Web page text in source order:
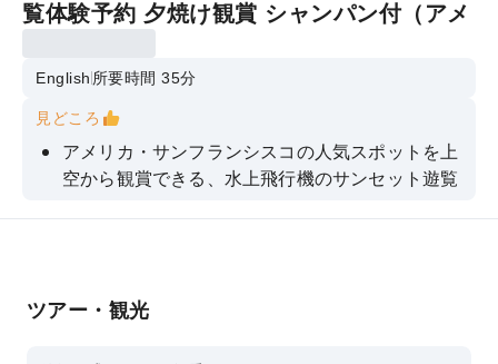
覧体験予約 夕焼け観賞 シャンパン付（アメ
English 所要時間 35分
見どころ
アメリカ・サンフランシスコの人気スポットを上
空から観賞できる、水上飛行機のサンセット遊覧
拠地・オラクル・パーク（Oracle Park）など人
気スポット上空を飛行。
ツアー・観光